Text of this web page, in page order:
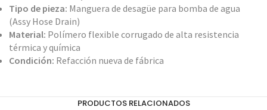
Tipo de pieza: Manguera de desagüe para bomba de agua
(Assy Hose Drain)
Material: Polímero flexible corrugado de alta resistencia
térmica y química
Condición: Refacción nueva de fábrica
PRODUCTOS RELACIONADOS